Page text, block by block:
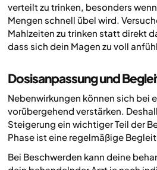
verteilt zu trinken, besonders
Mengen schnell übel wird.
Mahlzeiten zu trinken statt direkt
dass sich dein Magen zu voll
Dosisanpassung und
Nebenwirkungen können sich bei
vorübergehend verstärken.
Steigerung ein wichtiger Teil der
Phase ist eine regelmäßige
Bei Beschwerden kann deine